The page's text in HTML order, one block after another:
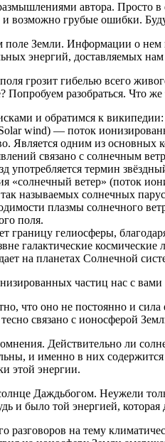
автора. Просто
возможно грубые ошибки.
поле Земли. Информации о нем
энергий, доставляемых
грозит гибелью всего
Попробуем разобраться. Что
и обратимся к википедии:
wind) — поток
Является одним из
связано с солнечным
употребляется термин
«солнечный ветер» (поток
так называемых солнечных
плазмы солнечного
поля.
границу гелиосферы,
галактические космические
на планетах Солнечной
частиц нас с вами
что оно не постоянно и
связано с ионосферой
Действительно ли
и именно в них
этой энергии.
Даждьбогом. Неужели
и было той энергией,
разговоров на тему